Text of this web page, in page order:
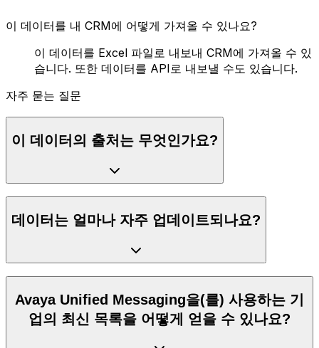
이 데이터를 내 CRM에 어떻게 가져올 수 있나요?
이 데이터를 Excel 파일로 내보내 CRM에 가져올 수 있
습니다. 또한 데이터를 API로 내보낼 수도 있습니다.
자주 묻는 질문
이 데이터의 출처는 무엇인가요?
데이터는 얼마나 자주 업데이트되나요?
Avaya Unified Messaging을(를) 사용하는 기
업의 최신 목록을 어떻게 얻을 수 있나요?